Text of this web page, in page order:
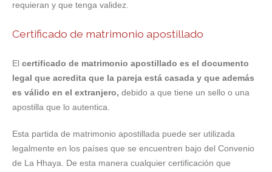
requieran y que tenga validez.
Certificado de matrimonio apostillado
El certificado de matrimonio apostillado es el documento
legal que acredita que la pareja está casada y que además
es válido en el extranjero, debido a que tiene un sello o una
apostilla que lo autentica.
Esta partida de matrimonio apostillada puede ser utilizada
legalmente en los países que se encuentren bajo del Convenio
de La Hhaya. De esta manera cualquier certificación que